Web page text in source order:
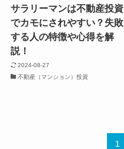
サラリーマンは不動産投資
でカモにされやすい？失敗
する人の特徴や心得を解
説！
2024-08-27
不動産（マンション）投資
1